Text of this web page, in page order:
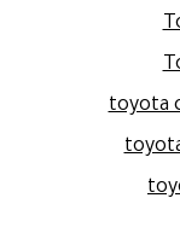
toyota